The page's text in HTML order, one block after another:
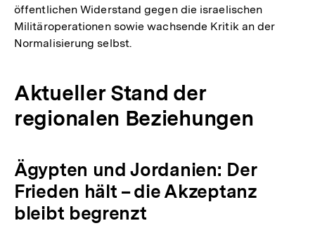
öffentlichen Widerstand gegen die israelischen
Militäroperationen sowie wachsende Kritik an der
Normalisierung selbst.
Aktueller Stand der
regionalen Beziehungen
Ägypten und Jordanien: Der
Frieden hält – die Akzeptanz
bleibt begrenzt